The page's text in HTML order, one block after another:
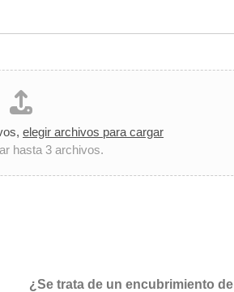
elegir archivos para cargar
hasta 3 archivos.
¿Se trata de un encubrimiento